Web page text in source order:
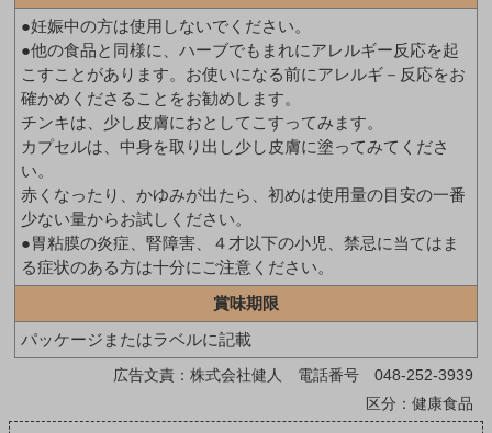
●妊娠中の方は使用しないでください。
●他の食品と同様に、ハーブでもまれにアレルギー反応を起
こすことがあります。お使いになる前にアレルギ－反応をお
確かめくださることをお勧めします。
チンキは、少し皮膚におとしてこすってみます。
カプセルは、中身を取り出し少し皮膚に塗ってみてくださ
い。
赤くなったり、かゆみが出たら、初めは使用量の目安の一番
少ない量からお試しください。
●胃粘膜の炎症、腎障害、４才以下の小児、禁忌に当てはま
る症状のある方は十分にご注意ください。
賞味期限
パッケージまたはラベルに記載
広告文責：株式会社健人 電話番号 048-252-3939
区分：健康食品